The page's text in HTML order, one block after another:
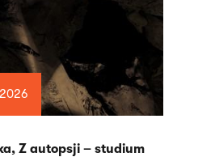
Z autopsji – studium